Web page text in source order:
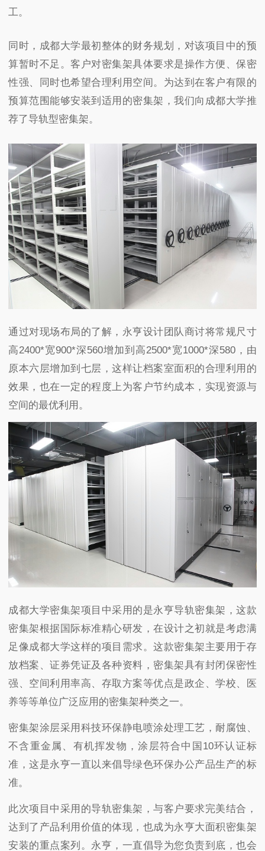
工。
同时，成都大学最初整体的财务规划，对该项目中的预
算暂时不足。客户对密集架具体要求是操作方便、保密
性强、同时也希望合理利用空间。为达到在客户有限的
预算范围能够安装到适用的密集架，我们向成都大学推
荐了导轨型密集架。
通过对现场布局的了解，永亨设计团队商讨将常规尺寸
高2400*宽900*深560增加到高2500*宽1000*深580 ，由
原本六层增加到七层，这样让档案室面积的合理利用的
效果，也在一定的程度上为客户节约成本，实现资源与
空间的最优利用。
成都大学密集架项目中采用的是永亨导轨密集架，这款
密集架根据国际标准精心研发，在设计之初就是考虑满
足像成都大学这样的项目需求。这款密集架主要用于存
放档案、证券凭证及各种资料，密集架具有封闭保密性
强、空间利用率高、存取方案等优点是政企、学校、医
养等等单位广泛应用的密集架种类之一。
密集架涂层采用科技环保静电喷涂处理工艺，耐腐蚀、
不含重金属、有机挥发物，涂层符合中国 10环认证标
准，这是永亨一直以来倡导绿色环保办公产品生产的标
准。
此次项目中采用的导轨密集架，与客户要求完美结合，
达到了产品利用价值的体现，也成为永亨大面积密集架
安装的重点案列。永亨，一直倡导为您负责到底，也会